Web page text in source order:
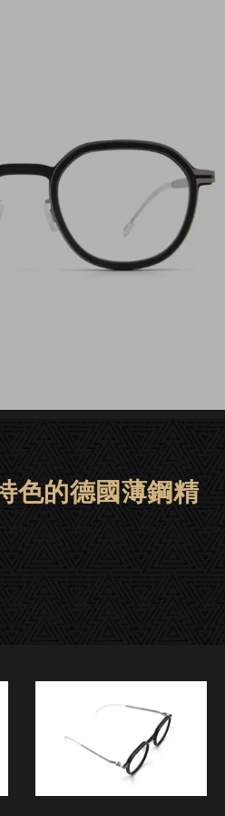
安－Mykita-52
色的德國薄鋼精